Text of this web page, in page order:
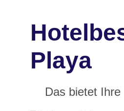
Playa
Das bietet